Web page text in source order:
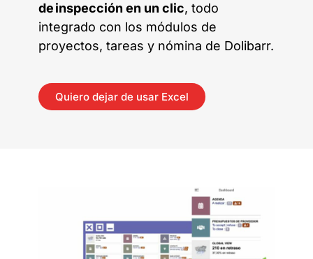
de inspección en un clic, todo
integrado con los módulos de
proyectos, tareas y nómina de Dolibarr.
Quiero dejar de usar Excel